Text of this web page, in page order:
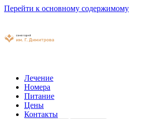
Перейти к основному содержимому
Лечение
Номера
Питание
Цены
Контакты